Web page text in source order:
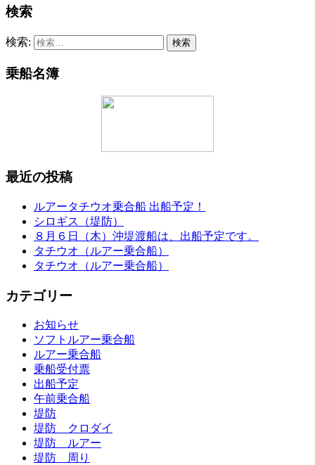
検索
検索:
乗船名簿
最近の投稿
ルアータチウオ乗合船 出船予定！
シロギス（堤防）
８月６日（木）沖堤渡船は、出船予定です。
タチウオ（ルアー乗合船）
タチウオ（ルアー乗合船）
カテゴリー
お知らせ
ソフトルアー乗合船
ルアー乗合船
乗船受付票
出船予定
午前乗合船
堤防
堤防 クロダイ
堤防 ルアー
堤防 周り